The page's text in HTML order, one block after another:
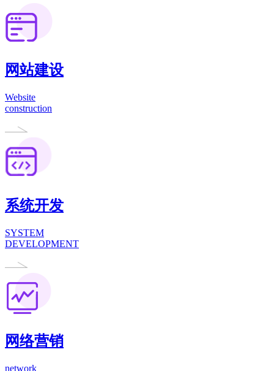
网站建设
Website
construction
系统开发
SYSTEM
DEVELOPMENT
网络营销
network